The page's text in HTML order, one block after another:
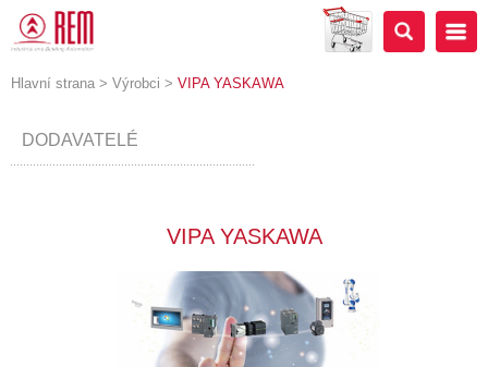
Hlavní strana > Výrobci > VIPA YASKAWA
DODAVATELÉ
VIPA YASKAWA